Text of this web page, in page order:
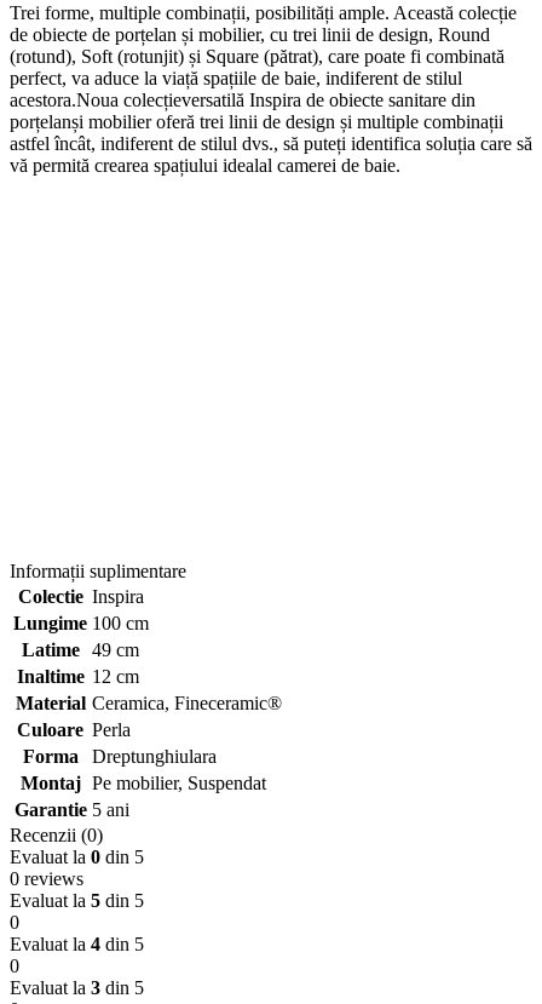
Trei forme, multiple combinații, posibilități ample. Această colecție
de obiecte de porțelan și mobilier, cu trei linii de design, Round
(rotund), Soft (rotunjit) și Square (pătrat), care poate fi combinată
perfect, va aduce la viață spațiile de baie, indiferent de stilul
acestora.Noua colecțieversatilă Inspira de obiecte sanitare din
porțelanși mobilier oferă trei linii de design și multiple combinații
astfel încât, indiferent de stilul dvs., să puteți identifica soluția care să
vă permită crearea spațiului idealal camerei de baie.
Informații suplimentare
Colectie Inspira
Lungime 100 cm
Latime
49 cm
Inaltime 12 cm
Material Ceramica, Fineceramic®
Culoare Perla
Forma
Dreptunghiulara
Montaj Pe mobilier, Suspendat
Garantie 5 ani
Recenzii (0)
Evaluat la 0 din 5
0 reviews
Evaluat la 5 din 5
0
Evaluat la 4 din 5
0
Evaluat la 3 din 5